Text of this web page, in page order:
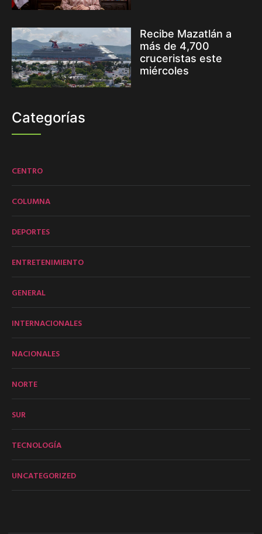
Recibe Mazatlán a
más de 4,700
cruceristas este
miércoles
Categorías
CENTRO
COLUMNA
DEPORTES
ENTRETENIMIENTO
GENERAL
INTERNACIONALES
NACIONALES
NORTE
SUR
TECNOLOGÍA
UNCATEGORIZED